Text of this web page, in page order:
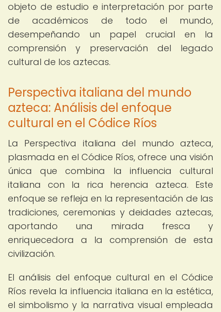
objeto de estudio e interpretación por parte
de académicos de todo el mundo,
desempeñando un papel crucial en la
comprensión y preservación del legado
cultural de los aztecas.
Perspectiva italiana del mundo
azteca: Análisis del enfoque
cultural en el Códice Ríos
La Perspectiva italiana del mundo azteca,
plasmada en el Códice Ríos, ofrece una visión
única que combina la influencia cultural
italiana con la rica herencia azteca. Este
enfoque se refleja en la representación de las
tradiciones, ceremonias y deidades aztecas,
aportando una mirada fresca y
enriquecedora a la comprensión de esta
civilización.
El análisis del enfoque cultural en el Códice
Ríos revela la influencia italiana en la estética,
el simbolismo y la narrativa visual empleada